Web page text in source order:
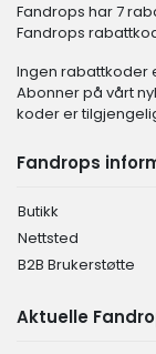
Fandrops har 7
Fandrops
Ingen rabattkoder
Abonner på vårt
koder er
Fandrops
Butikk
Nettsted
B2B Brukerstøtte
Aktuelle